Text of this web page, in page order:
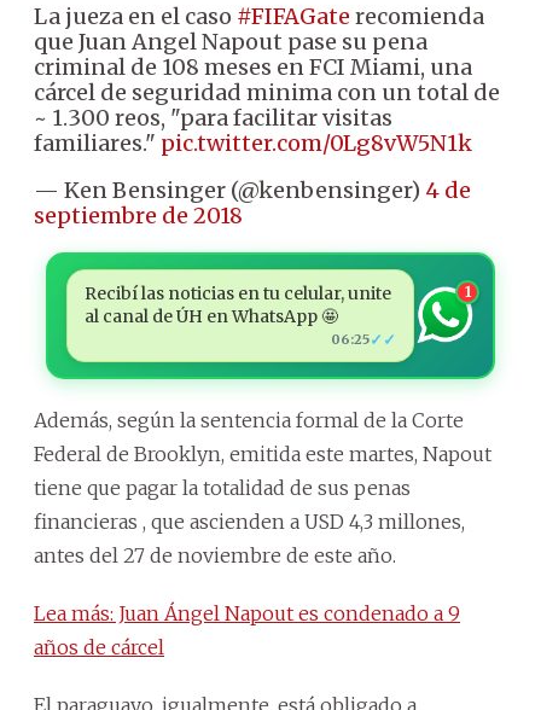
La jueza en el caso #FIFAGate recomienda
que Juan Angel Napout pase su pena
criminal de 108 meses en FCI Miami, una
cárcel de seguridad minima con un total de
~ 1.300 reos, "para facilitar visitas
familiares." pic.twitter.com/0Lg8vW5N1k
— Ken Bensinger (@kenbensinger) 4 de
septiembre de 2018
Recibí las noticias en tu celular, unite
al canal de ÚH en WhatsApp 🤩
06:25✓✓
1
Además, según la sentencia formal de la Corte
Federal de Brooklyn, emitida este martes, Napout
tiene que pagar la totalidad de sus penas
financieras , que ascienden a USD 4,3 millones,
antes del 27 de noviembre de este año.
Lea más: Juan Ángel Napout es condenado a 9
años de cárcel
El paraguayo, igualmente, está obligado a